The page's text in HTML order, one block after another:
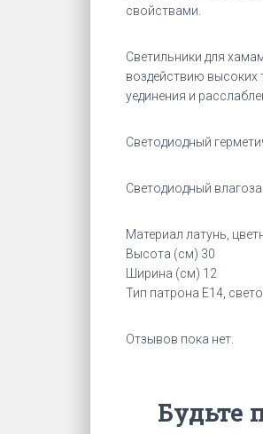
свойствами.
Светильники для
воздействию высоких
уединения и
Светодиодный
Светодиодный
Материал латунь,
Высота (см) 30
Ширина (см) 12
Тип патрона Е14,
Отзывов пока нет.
Будьте